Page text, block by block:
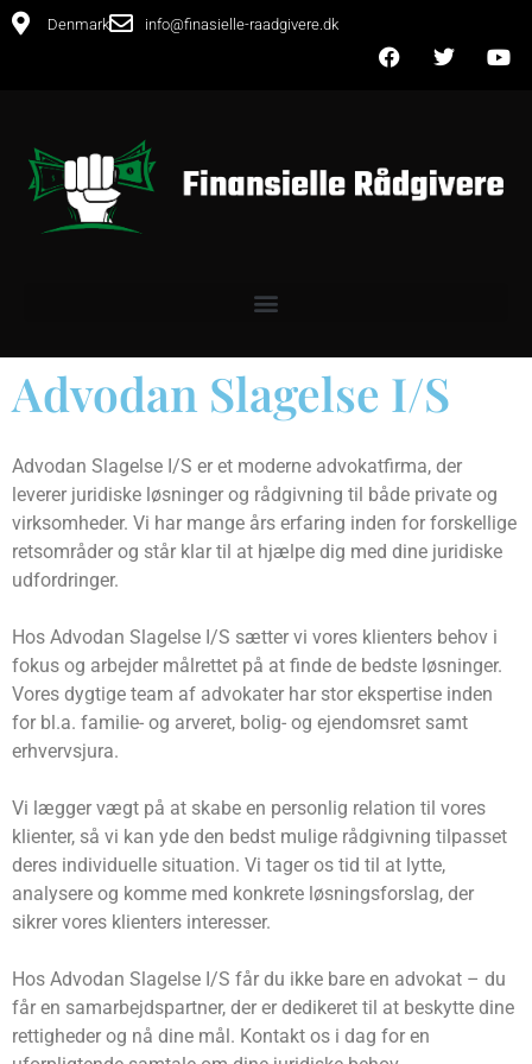
Denmark info@finasielle-raadgivere.dk
Advodan Slagelse I/S
Advodan Slagelse I/S er et moderne advokatfirma, der
leverer juridiske løsninger og rådgivning til både private og
virksomheder. Vi har mange års erfaring inden for forskellige
retsområder og står klar til at hjælpe dig med dine juridiske
udfordringer.
Hos Advodan Slagelse I/S sætter vi vores klienters behov i
fokus og arbejder målrettet på at finde de bedste løsninger.
Vores dygtige team af advokater har stor ekspertise inden
for bl.a. familie- og arveret, bolig- og ejendomsret samt
erhvervsjura.
Vi lægger vægt på at skabe en personlig relation til vores
klienter, så vi kan yde den bedst mulige rådgivning tilpasset
deres individuelle situation. Vi tager os tid til at lytte,
analysere og komme med konkrete løsningsforslag, der
sikrer vores klienters interesser.
Hos Advodan Slagelse I/S får du ikke bare en advokat – du
får en samarbejdspartner, der er dedikeret til at beskytte dine
rettigheder og nå dine mål. Kontakt os i dag for en